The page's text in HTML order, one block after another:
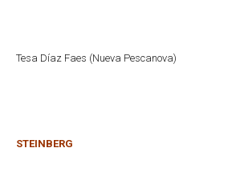
Tesa Díaz Faes (Nueva Pescanova)
STEINBERG